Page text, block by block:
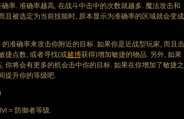
率. 准确率越高, 在战斗中击中的次数就越多. 魔法攻击和
且被选定为当前技能时, 原本显示为准确率的区域就会变成
确率来攻击你附近的目标. 如果你是近战型玩家, 而且击
捷点数, 或者寻找(或赌博获得)增加敏捷的物品. 另外, 如果
你将会有更多的机会击中你的目标. 如果在你增加了敏捷之
提升你的等级吧.
= 防御者等级.